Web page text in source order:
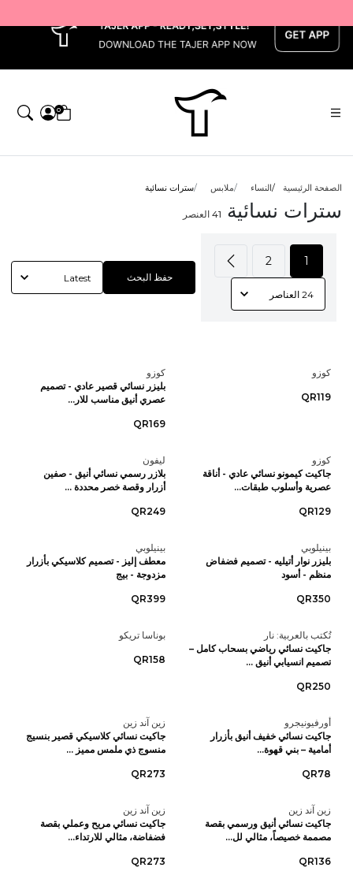
0
الصفحة الرئيسية النساء ملابس سترات نسائية
سترات نسائية 41 العنصر
1
2
حفظ البحث
كوزو
QR119
كوزو
بليزر نسائي قصير عادي - تصميم
عصري أنيق مناسب للار...
QR169
كوزو
جاكيت كيمونو نسائي عادي - أناقة
عصرية وأسلوب طبقات...
QR129
ليفون
بلازر رسمي نسائي أنيق - صفين
أزرار وقصة خصر محددة ...
QR249
بينيلوبي
بليزر نوار أتيليه - تصميم فضفاض
منظم - أسود
QR350
بينيلوبي
معطف إليز - تصميم كلاسيكي بأزرار
مزدوجة - بيج
QR399
تُكتب بالعربية: نار
جاكيت نسائي رياضي بسحاب كامل –
تصميم انسيابي أنيق ...
QR250
بوناسا تريكو
QR158
أورفيونيجرو
جاكيت نسائي خفيف أنيق بأزرار
أمامية – بني قهوة...
QR78
زين آند زين
جاكيت نسائي كلاسيكي قصير بنسيج
منسوج ذي ملمس مميز ...
QR273
زين آند زين
جاكيت نسائي أنيق ورسمي بقصة
مصممة خصيصاً، مثالي لل...
QR136
زين آند زين
جاكيت نسائي مريح وعملي بقصة
فضفاضة، مثالي للارتداء...
QR273